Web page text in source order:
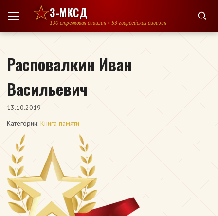
Перейти к содержимому
3-МКСД
130 стрелковая дивизия • 53 гвардейская дивизия
Расповалкин Иван
Васильевич
13.10.2019
Категории: Книга памяти